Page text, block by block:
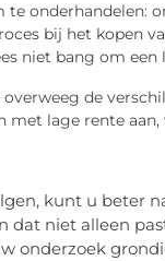
te onderhandelen:
bij het kopen
niet bang om
de
met lage rente
kunt u beter
dat niet alleen
onderzoek